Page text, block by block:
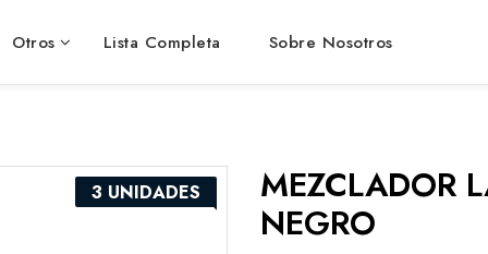
Otros Lista Completa Sobre Nosotros
3 UNIDADES
MEZCLADOR
NEGRO